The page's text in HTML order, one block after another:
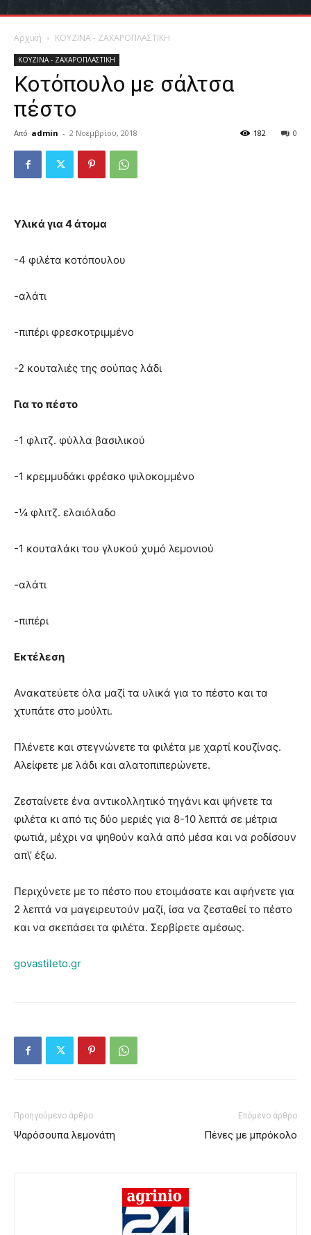
Αρχική ΚΟΥΖΙΝΑ - ΖΑΧΑΡΟΠΛΑΣΤΙΚΗ
ΚΟΥΖΙΝΑ - ΖΑΧΑΡΟΠΛΑΣΤΙΚΗ
Κοτόπουλο με σάλτσα
πέστο
Από admin - 2 Νοεμβρίου, 2018 0
182
Υλικά για 4 άτομα
-4 φιλέτα κοτόπουλου
-αλάτι
-πιπέρι φρεσκοτριμμένο
-2 κουταλιές της σούπας λάδι
Για το πέστο
-1 φλιτζ. φύλλα βασιλικού
-1 κρεμμυδάκι φρέσκο ψιλοκομμένο
-¼ φλιτζ. ελαιόλαδο
-1 κουταλάκι του γλυκού χυμό λεμονιού
-αλάτι
-πιπέρι
Εκτέλεση
Ανακατεύετε όλα μαζί τα υλικά για το πέστο και τα
χτυπάτε στο μούλτι.
Πλένετε και στεγνώνετε τα φιλέτα με χαρτί κουζίνας.
Αλείφετε με λάδι και αλατοπιπερώνετε.
Ζεσταίνετε ένα αντικολλητικό τηγάνι και ψήνετε τα
φιλέτα κι από τις δύο μεριές για 8-10 λεπτά σε μέτρια
φωτιά, μέχρι να ψηθούν καλά από μέσα και να ροδίσουν
απ\’ έξω.
Περιχύνετε με το πέστο που ετοιμάσατε και αφήνετε για
2 λεπτά να μαγειρευτούν μαζί, ίσα να ζεσταθεί το πέστο
και να σκεπάσει τα φιλέτα. Σερβίρετε αμέσως.
govastileto.gr
Προηγούμενο άρθρο
Ψαρόσουπα λεμονάτη
Επόμενο άρθρο
Πένες με μπρόκολο